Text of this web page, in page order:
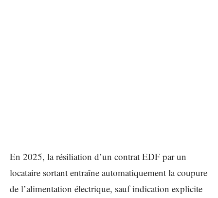
En 2025, la résiliation d’un contrat EDF par un
locataire sortant entraîne automatiquement la coupure
de l’alimentation électrique, sauf indication explicite